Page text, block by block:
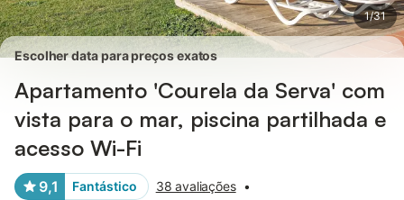
1/31
Escolher data para preços exatos
Apartamento 'Courela da Serva' com
vista para o mar, piscina partilhada e
acesso Wi-Fi
9,1 Fantástico 38 avaliações •